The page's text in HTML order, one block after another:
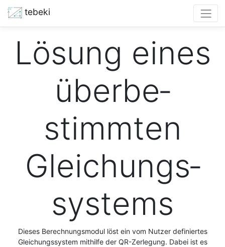
tebeki
Lö­sung eines
über­be­
stimmten
Gleich­ungs­
sys­tems
Dieses Berechnungsmodul löst ein vom Nutzer definiertes
Gleichungssystem mithilfe der QR-Zerlegung. Dabei ist es